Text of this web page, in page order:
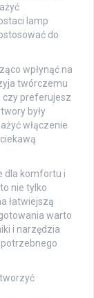
lamp
do
wpłynąć na
twórczemu
czy preferujesz
były
włączenie
dla komfortu i
nie tylko
łatwiejszą
warto
i narzędzia